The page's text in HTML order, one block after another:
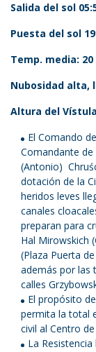
Salida del sol
Puesta del sol
Temp. media: 20
Nubosidad alta,
Altura del
El Comando
Comandante de
(Antonio)
dotación de la
heridos leves
canales
preparan para
Hal Mirowskich
(Plaza Puerta
además por las
calles
El propósito
permita la total
civil al Centro
La